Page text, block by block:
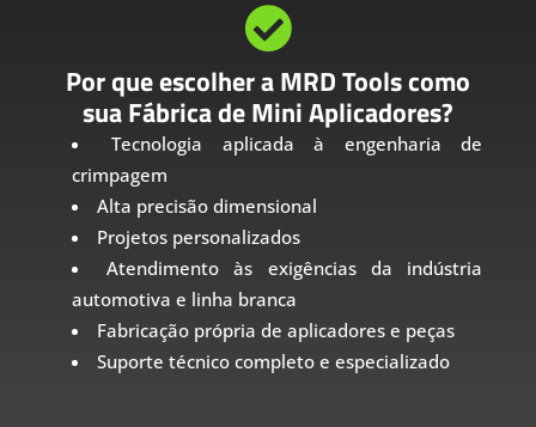

Por que escolher a MRD Tools como
sua Fábrica de Mini Aplicadores?
Tecnologia aplicada à engenharia de
crimpagem
Alta precisão dimensional
Projetos personalizados
Atendimento às exigências da indústria
automotiva e linha branca
Fabricação própria de aplicadores e peças
Suporte técnico completo e especializado